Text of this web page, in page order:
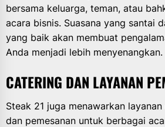
bersama keluarga, teman, atau
acara bisnis. Suasana yang santai
yang baik akan membuat
Anda menjadi lebih menyenangkan.
CATERING DAN LAYANAN
Steak 21 juga menawarkan
dan pemesanan untuk berbagai